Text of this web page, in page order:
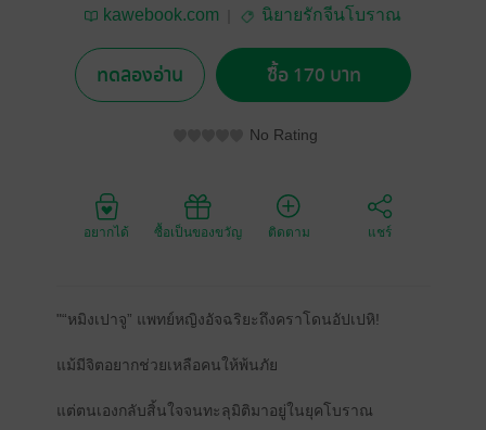
kawebook.com นิยายรักจีนโบราณ
ทดลองอ่าน ซื้อ 170 บาท
No Rating
อยากได้ ซื้อเป็นของขวัญ ติดตาม แชร์
"“หมิงเปาจู” แพทย์หญิงอัจฉริยะถึงคราโดนอัปเปหิ!
แม้มีจิตอยากช่วยเหลือคนให้พ้นภัย
แต่ตนเองกลับสิ้นใจจนทะลุมิติมาอยู่ในยุคโบราณ